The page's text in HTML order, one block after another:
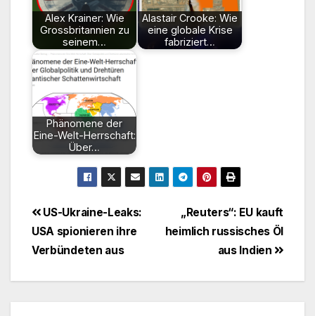
Alex Krainer: Wie
Grossbritannien zu
seinem…
Alastair Crooke: Wie
eine globale Krise
fabriziert…
Phänomene der
Eine-Welt-Herrschaft:
Über…
Beitragsnavigation„Reuters“: EU kauft
heimlich russisches Öl
aus Indien
US-Ukraine-Leaks:
USA spionieren ihre
Verbündeten aus